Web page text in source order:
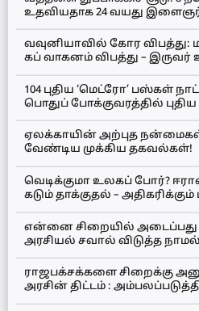
உதவியதாக 24 வயது
வவுனியாவில் கோர விபத்து:
கப் வாகனம் விபத்து – இருவர்
104 புதிய ‘மெட்ரோ’ பஸ்கள்
பொதுப் போக்குவரத்தில்
ஏலக்காயின் அற்புத
வேண்டிய முக்கிய தகவல்கள்!
வெடிக்குமா உலகப் போர்?
கடும் தாக்குதல் –
என்னை சிறையில் அடைப்பது
அரசியல் சவால் விடுத்த
ராஜபக்சக்களை சிறைக்கு
அரசின் திட்டம் :